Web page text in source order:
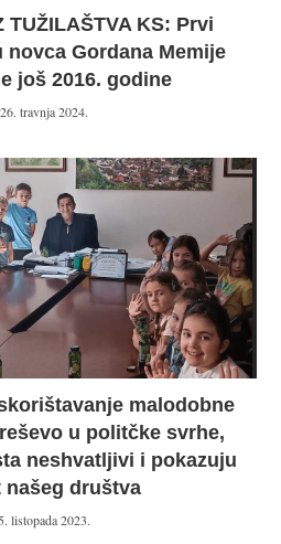
TUŽILAŠTVA KS: Prvi
Gordana Memije
još 2016. godine
26. travnja 2024.
malodobne
u politčke svrhe,
neshvatljivi i pokazuju
našeg društva
5. listopada 2023.